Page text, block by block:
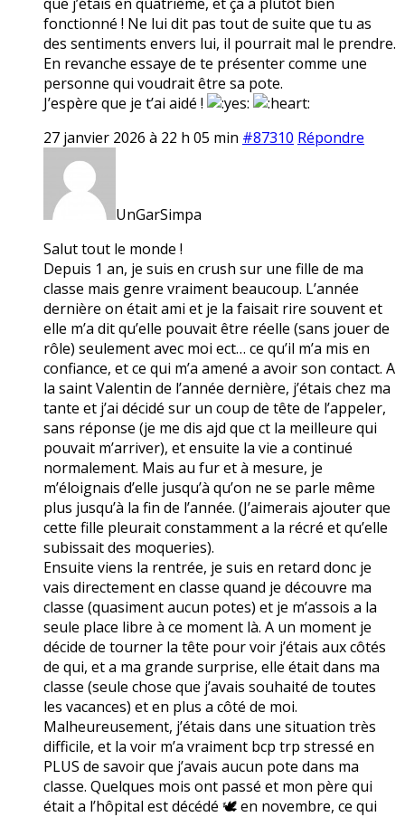
fonctionné ! Ne lui dit pas tout de suite que tu as
des sentiments envers lui, il pourrait mal le prendre.
En revanche essaye de te présenter comme une
personne qui voudrait être sa pote.
J’espère que je t’ai aidé !
27 janvier 2026 à 22 h 05 min #87310 Répondre
UnGarSimpa
Salut tout le monde !
Depuis 1 an, je suis en crush sur une fille de ma
classe mais genre vraiment beaucoup. L’année
dernière on était ami et je la faisait rire souvent et
elle m’a dit qu’elle pouvait être réelle (sans jouer de
rôle) seulement avec moi ect… ce qu’il m’a mis en
confiance, et ce qui m’a amené a avoir son contact. A
la saint Valentin de l’année dernière, j’étais chez ma
tante et j’ai décidé sur un coup de tête de l’appeler,
sans réponse (je me dis ajd que ct la meilleure qui
pouvait m’arriver), et ensuite la vie a continué
normalement. Mais au fur et à mesure, je
m’éloignais d’elle jusqu’à qu’on ne se parle même
plus jusqu’à la fin de l’année. (J’aimerais ajouter que
cette fille pleurait constamment a la récré et qu’elle
subissait des moqueries).
Ensuite viens la rentrée, je suis en retard donc je
vais directement en classe quand je découvre ma
classe (quasiment aucun potes) et je m’assois a la
seule place libre à ce moment là. A un moment je
décide de tourner la tête pour voir j’étais aux côtés
de qui, et a ma grande surprise, elle était dans ma
classe (seule chose que j’avais souhaité de toutes
les vacances) et en plus a côté de moi.
Malheureusement, j’étais dans une situation très
difficile, et la voir m’a vraiment bcp trp stressé en
PLUS de savoir que j’avais aucun pote dans ma
classe. Quelques mois ont passé et mon père qui
était a l’hôpital est décédé 🕊️ en novembre, ce qui